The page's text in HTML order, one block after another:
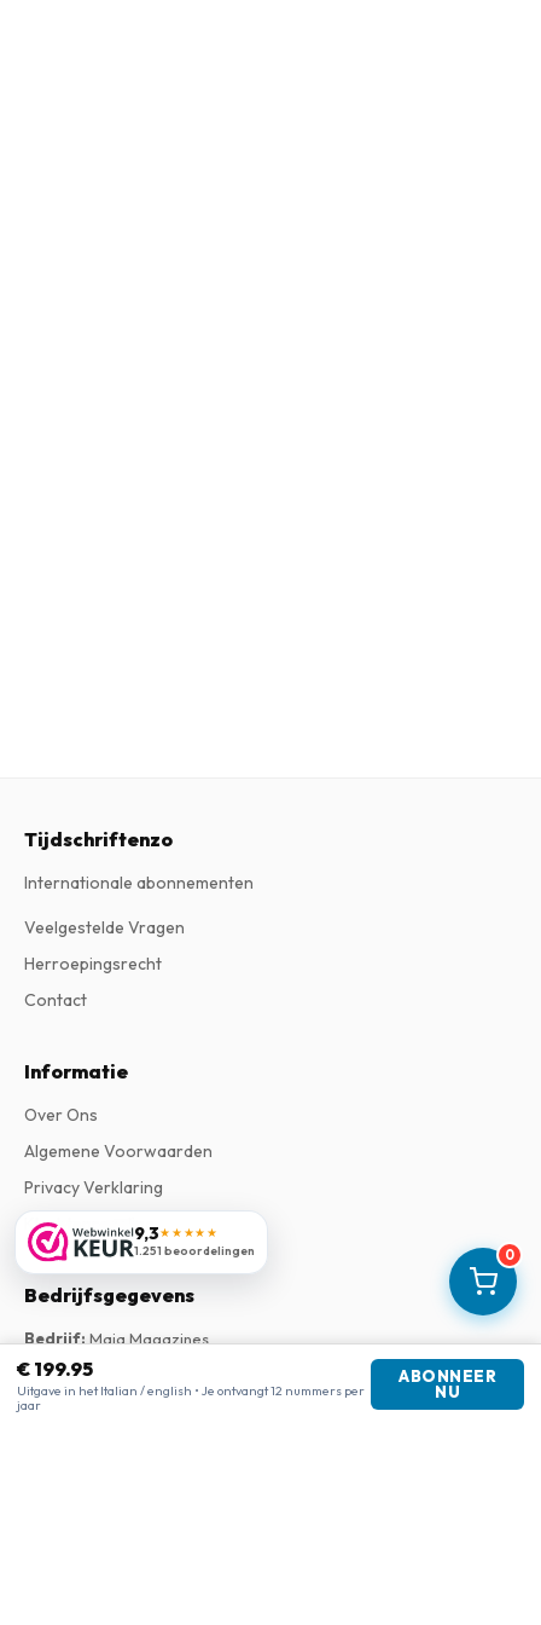
0
€ 199.95
Uitgave in het Italian / english • Je ontvangt 12 nummers per
jaar
ABONNEER
NU
9,3★★★★★
1.251 beoordelingen
Tijdschriftenzo
Internationale abonnementen
Veelgestelde Vragen
Herroepingsrecht
Contact
Informatie
Over Ons
Algemene Voorwaarden
Privacy Verklaring
Klachtenregeling
Bedrijfsgegevens
Bedrijf: Maja Magazines
3043 PR Rotterdam, Nederland
Btw-nummer:NL817937778B01